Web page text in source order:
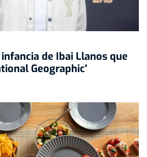
de Ibai Llanos que
Geographic'